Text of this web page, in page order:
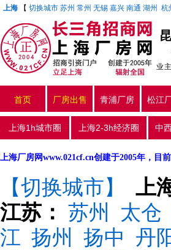
上海 【 切换城市 苏州 常州 无锡 嘉兴 南通 湖州 杭
业
首页 厂房出售 青浦厂房 松江
上海1h城市圈 上海2-3h经济圈 中
上海厂房网www.021cf.cn创建于2005年，
【切换城市】 上
江苏： 苏州 太仓
江 扬州 扬中 丹